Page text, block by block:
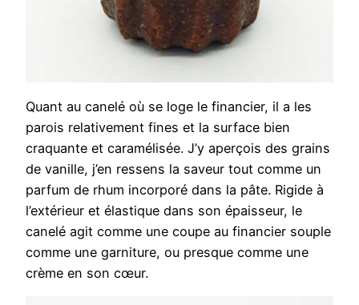
Quant au canelé où se loge le financier, il a les
parois relativement fines et la surface bien
craquante et caramélisée. J’y aperçois des grains
de vanille, j’en ressens la saveur tout comme un
parfum de rhum incorporé dans la pâte. Rigide à
l’extérieur et élastique dans son épaisseur, le
canelé agit comme une coupe au financier souple
comme une garniture, ou presque comme une
crème en son cœur.